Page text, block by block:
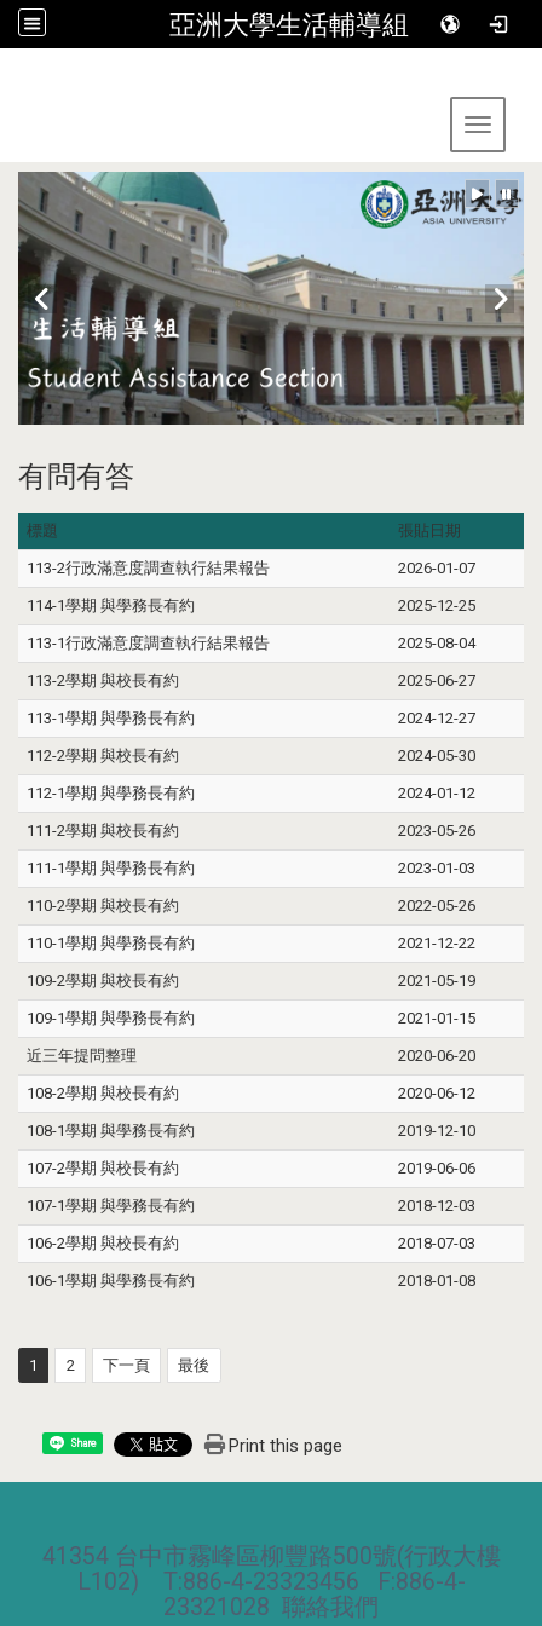
亞洲大學生活輔導組
Toggle
有問有答
標題 張貼日期
113-2行政滿意度調查執行結果報告 2026-01-07
114-1學期 與學務長有約 2025-12-25
113-1行政滿意度調查執行結果報告 2025-08-04
113-2學期 與校長有約 2025-06-27
113-1學期 與學務長有約 2024-12-27
112-2學期 與校長有約 2024-05-30
112-1學期 與學務長有約 2024-01-12
111-2學期 與校長有約 2023-05-26
111-1學期 與學務長有約 2023-01-03
110-2學期 與校長有約 2022-05-26
110-1學期 與學務長有約 2021-12-22
109-2學期 與校長有約 2021-05-19
109-1學期 與學務長有約 2021-01-15
近三年提問整理 2020-06-20
108-2學期 與校長有約 2020-06-12
108-1學期 與學務長有約 2019-12-10
107-2學期 與校長有約 2019-06-06
107-1學期 與學務長有約 2018-12-03
106-2學期 與校長有約 2018-07-03
106-1學期 與學務長有約 2018-01-08
1 2 下一頁 最後
Share Print this page
41354 台中市霧峰區柳豐路500號(行政大樓
L102) T:886-4-23323456 F:886-4-
23321028 聯絡我們